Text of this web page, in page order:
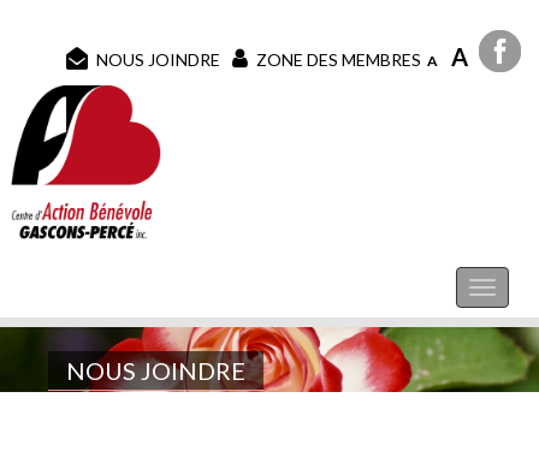
NOUS JOINDRE ZONE DES MEMBRES A A
NOUS JOINDRE